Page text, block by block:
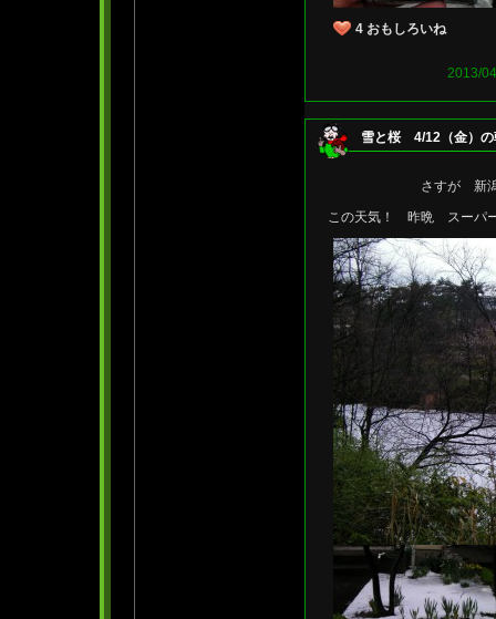
4 おもしろいね
2013/
雪と桜 4/12（金）の
さすが 新潟 桜
この天気！ 昨晩 スーパ